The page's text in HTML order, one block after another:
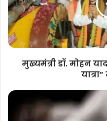
“भगवान
जगन्नाथ
रथ-
यात्रा”
में
मुख्यमंत्री डॉ. मोहन
महिला